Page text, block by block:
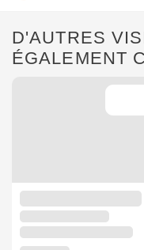
D'AUTRES
ÉGALEMENT